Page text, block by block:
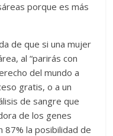
porque es más
de que si una mujer
al “parirás con
del mundo a
gratis, o a un
de sangre que
de los genes
87% la posibilidad de